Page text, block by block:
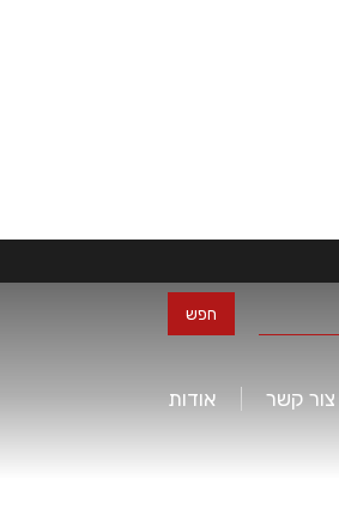
צור קשר אודות